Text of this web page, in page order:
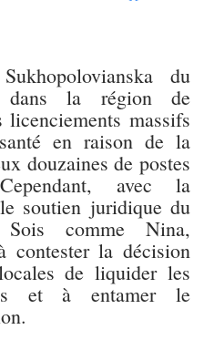
du
la région de
massifs
en raison de la
douzaines de postes
avec la
soutien juridique du
Sois comme Nina,
contester la décision
de liquider les
et à entamer le